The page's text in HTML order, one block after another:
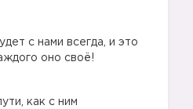
с нами всегда, и это
оно своё!
как с ним